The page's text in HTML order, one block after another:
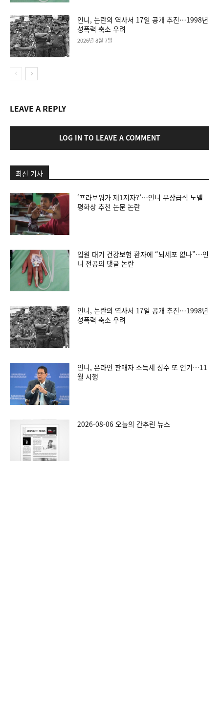
인니, 논란의 역사서 17일 공개 추진…1998년
성폭력 축소 우려
2026년 8월 7일
LEAVE A REPLY
LOG IN TO LEAVE A COMMENT
최신 기사
‘프라보워가 제1저자?’…인니 무상급식 노벨
평화상 추천 논문 논란
입원 대기 건강보험 환자에 “뇌세포 없나”…인
니 전공의 댓글 논란
인니, 논란의 역사서 17일 공개 추진…1998년
성폭력 축소 우려
인니, 온라인 판매자 소득세 징수 또 연기…11
월 시행
2026-08-06 오늘의 간추린 뉴스